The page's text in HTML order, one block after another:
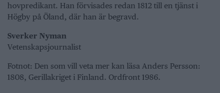
hovpredikant. Han förvisades redan 1812 till en tjänst i
Högby på Öland, där han är begravd.
Sverker Nyman
Vetenskapsjournalist
Fotnot: Den som vill veta mer kan läsa Anders Persson:
1808, Gerillakriget i Finland. Ordfront 1986.